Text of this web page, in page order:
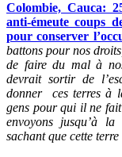
Colombie, Cauca:
anti-émeute coups
pour conserver
battons pour nos
de faire du mal à
devrait sortir de
donner ces terres à
gens pour qui il ne
envoyons jusqu’à
sachant que cette